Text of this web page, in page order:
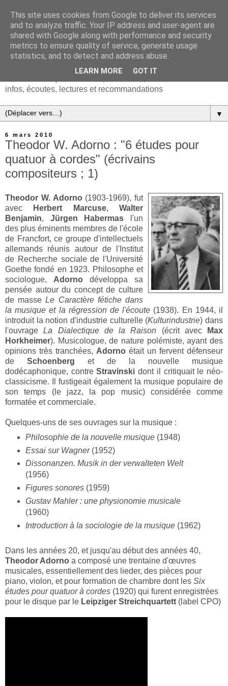
infos, écoutes, lectures et recommandations
▼
6 mars 2010
Theodor W. Adorno : "6 études pour
quatuor à cordes" (écrivains
compositeurs ; 1)
Theodor W. Adorno(1903-1969), fut
avec
Herbert Marcuse,Walter
Benjamin, Jürgen Habermas l'un
des plus éminents membres de l'école
de Francfort, ce groupe d'intellectuels
allemands réunis autour de l'Institut
de Recherche sociale de l'Université
Goethe fondé en 1923. Philosophe et
sociologue, Adorno développa sa
pensée autour du concept de culture
de masseLe Caractère fétiche dans
la musique et la régression de l'écoute (1938). En 1944, il
introduit la notion d'industrie culturelle (Kulturindustrie) dans
l'ouvrageLa Dialectique de la Raison (écrit avec
Max
Horkheimer). Musicologue, de nature polémiste, ayant des
opinions très tranchées, Adorno était un fervent défenseur
de Schoenberg et de la nouvelle musique
dodécaphonique, contreStravinski dont il critiquait le néo-
classicisme. Il fustigeait également la musique populaire de
son temps (le jazz, la pop music) considérée comme
formatée et commerciale.
Quelques-uns de ses ouvrages sur la musique :
Philosophie de la nouvelle musique(1948)
Essai sur Wagner(1952)
Dissonanzen. Musik in der verwalteten Welt
(1956)
Figures sonores(1959)
Gustav Mahler : une physionomie musicale
(1960)
Introduction à la sociologie de la musique(1962)
Dans les années 20, et jusqu'au début des années 40,
Theodor Adorno a composé une trentaine d'œuvres
musicales, essentiellement des lieder, des pièces pour
piano, violon, et pour formation de chambre dont les Six
études pour quatuor à cordes (1920) qui furent enregistrées
pour le disque par le Leipziger Streichquartett (label CPO)
This site uses cookies from Google to deliver its services
and to analyze traffic. Your IP address and user-agent are
shared with Google along with performance and security
metrics to ensure quality of service, generate usage
statistics, and to detect and address abuse.
LEARN MORE GOT IT